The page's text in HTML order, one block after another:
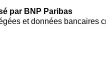
par BNP Paribas
et données bancaires